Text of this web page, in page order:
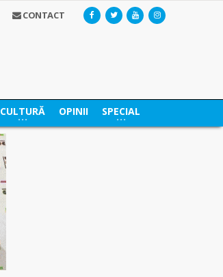
CONTACT
CULTURĂ OPINII SPECIAL